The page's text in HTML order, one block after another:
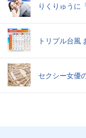
りくりゅうに
トリプル台風
セクシー女優